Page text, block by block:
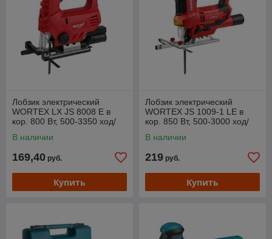
Лобзик электрический
WORTEX LX JS 8008 E в
кор. 800 Вт, 500-3350 ход/
алюм.под.
В наличии
169,40 руб.
Купить
Лобзик электрический
WORTEX JS 1009-1 LE в
кор. 850 Вт, 500-3000 ход/
В наличии
219 руб.
Купить